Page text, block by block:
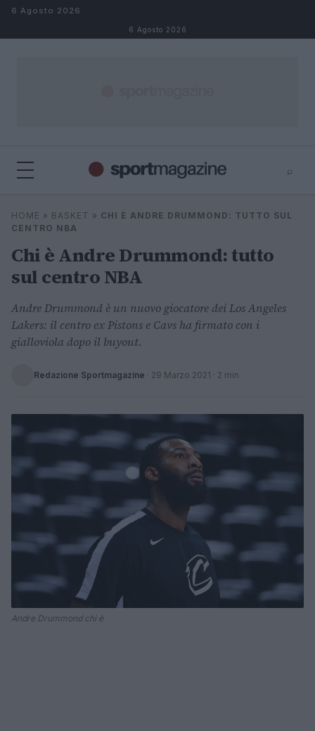
Salta al contenuto
6 Agosto 2026
6 Agosto 2026
⌕
Cerca
⌕
HOME » BASKET » CHI È ANDRE DRUMMOND: TUTTO SUL
CENTRO NBA
Chi è Andre Drummond: tutto
sul centro NBA
Andre Drummond è un nuovo giocatore dei Los Angeles
Lakers: il centro ex Pistons e Cavs ha firmato con i
gialloviola dopo il buyout.
Redazione Sportmagazine · 29 Marzo 2021 · 2 min
Andre Drummond chi è